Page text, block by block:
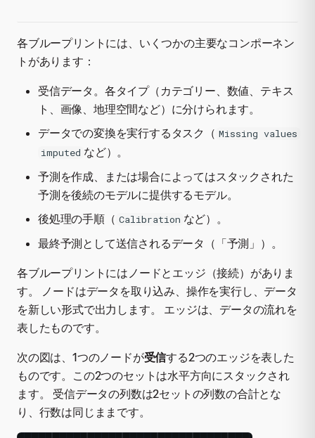
各ブループリントには、いくつかの主要なコンポーネン
トがあります：
受信データ。各タイプ（カテゴリー、数値、テキス
ト、画像、地理空間など）に分けられます。
データでの変換を実行するタスク（ Missing values
imputed など）。
予測を作成、または場合によってはスタックされた
予測を後続のモデルに提供するモデル。
後処理の手順（ Calibration など）。
最終予測として送信されるデータ（「予測」）。
各ブループリントにはノードとエッジ（接続）がありま
す。 ノードはデータを取り込み、操作を実行し、データ
を新しい形式で出力します。 エッジは、データの流れを
表したものです。
次の図は、1つのノードが受信する2つのエッジを表した
ものです。この2つのセットは水平方向にスタックされ
ます。 受信データの列数は2セットの列数の合計とな
り、行数は同じままです。